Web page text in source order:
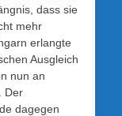
dass sie
mehr
erlangte
Ausgleich
nun an
Der
dagegen